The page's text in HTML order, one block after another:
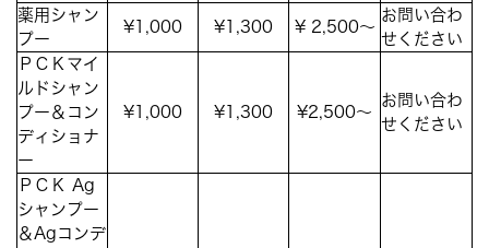
薬用シャン
プー
¥1,000 ¥1,300 ¥ 2,500～
お問い合わ
せください
ＰＣＫマイ
ルドシャン
プー＆コン
ディショナ
ー
¥1,000 ¥1,300 ¥2,500～
お問い合わ
せください
ＰＣＫ Ag
シャンプー
＆Agコンデ